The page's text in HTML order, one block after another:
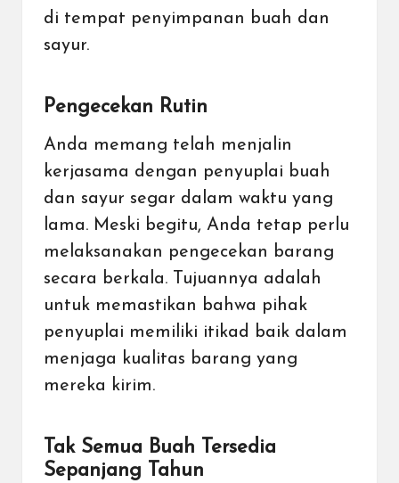
di tempat penyimpanan buah dan
sayur.
Pengecekan Rutin
Anda memang telah menjalin
kerjasama dengan penyuplai buah
dan sayur segar dalam waktu yang
lama. Meski begitu, Anda tetap perlu
melaksanakan pengecekan barang
secara berkala. Tujuannya adalah
untuk memastikan bahwa pihak
penyuplai memiliki itikad baik dalam
menjaga kualitas barang yang
mereka kirim.
Tak Semua Buah Tersedia
Sepanjang Tahun